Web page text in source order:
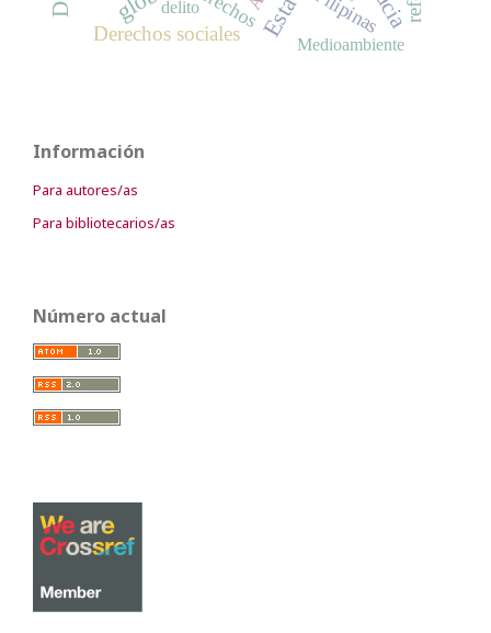
Derechos sociales Filipinas
Medioambiente
delito
Información
Para autores/as
Para bibliotecarios/as
Número actual